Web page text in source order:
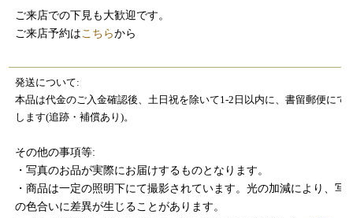
ご来店での下見も大歓迎です。
ご来店予約はこちらから
発送について:
本品は代金のご入金確認後、土日祝を除いて1-2日以内に、書留郵便にて
します(追跡・補償あり)。
その他の事項等:
・写真のお品が実際にお届けするものとなります。
・商品は一定の照明下にて撮影されています。光の加減により、写
の色合いに差異が生じることがあります。